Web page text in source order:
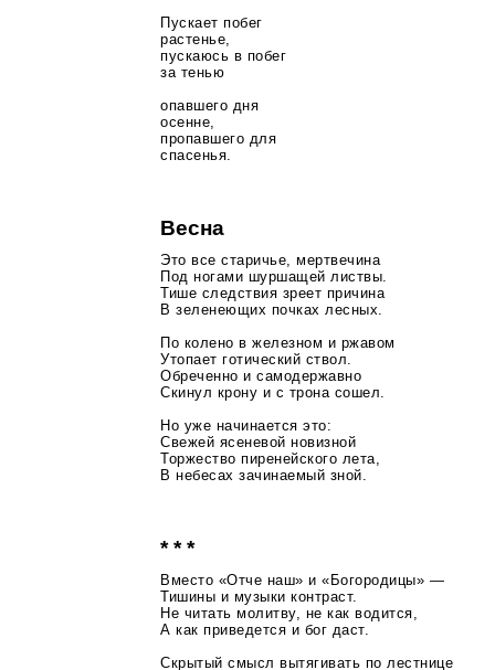
Пускает побег
растенье,
пускаюсь в побег
за тенью
опавшего дня
осенне,
пропавшего для
спасенья.
Весна
Это все старичье, мертвечина
Под ногами шуршащей листвы.
Тише следствия зреет причина
В зеленеющих почках лесных.
По колено в железном и ржавом
Утопает готический ствол.
Обреченно и самодержавно
Скинул крону и с трона сошел.
Но уже начинается это:
Свежей ясеневой новизной
Торжество пиренейского лета,
В небесах зачинаемый зной.
* * *
Вместо «Отче наш» и «Богородицы» —
Тишины и музыки контраст.
Не читать молитву, не как водится,
А как приведется и бог даст.
Скрытый смысл вытягивать по лестнице